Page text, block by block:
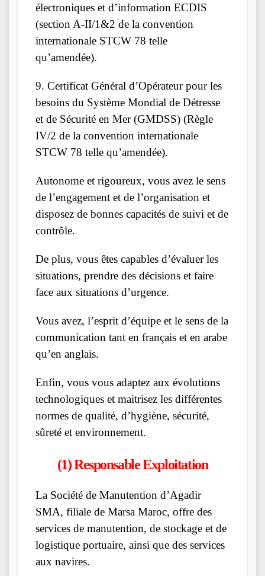
électroniques et d’information ECDIS
(section A-II/1&2 de la convention
internationale STCW 78 telle
qu’amendée).
9. Certificat Général d’Opérateur pour les
besoins du Système Mondial de Détresse
et de Sécurité en Mer (GMDSS) (Règle
IV/2 de la convention internationale
STCW 78 telle qu’amendée).
Autonome et rigoureux, vous avez le sens
de l’engagement et de l’organisation et
disposez de bonnes capacités de suivi et de
contrôle.
De plus, vous êtes capables d’évaluer les
situations, prendre des décisions et faire
face aux situations d’urgence.
Vous avez, l’esprit d’équipe et le sens de la
communication tant en français et en arabe
qu’en anglais.
Enfin, vous vous adaptez aux évolutions
technologiques et maitrisez les différentes
normes de qualité, d’hygiène, sécurité,
sûreté et environnement.
(1) Responsable Exploitation
La Société de Manutention d’Agadir
SMA, filiale de Marsa Maroc, offre des
services de manutention, de stockage et de
logistique portuaire, ainsi que des services
aux navires.